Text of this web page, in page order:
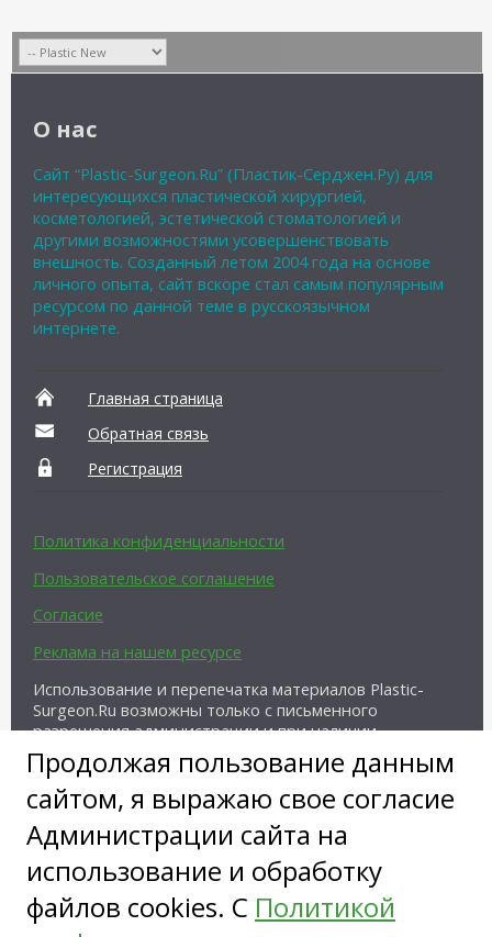
Продолжая пользование данным
сайтом, я выражаю свое согласие
Администрации сайта на
использование и обработку
файлов cookies. С Политикой
О нас
Сайт “Plastic-Surgeon.Ru” (Пластик-Серджен.Ру) для
интересующихся пластической хирургией,
косметологией, эстетической стоматологией и
другими возможностями усовершенствовать
внешность. Созданный летом 2004 года на основе
личного опыта, сайт вскоре стал самым популярным
ресурсом по данной теме в русскоязычном
интернете.
Главная страница
Обратная связь
Регистрация
Политика конфиденциальности
Пользовательское соглашение
Согласие
Реклама на нашем ресурсе
Использование и перепечатка материалов Plastic-
Surgeon.Ru возможны только с письменного
разрешения администрации и при наличии
активной ссылки на источник.
Copyright ©